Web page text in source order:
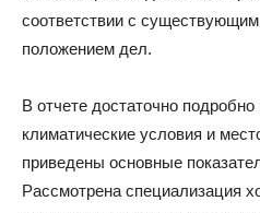
соответствии с
положением дел.
В отчете достаточно
климатические условия и
приведены основные
Рассмотрена специализация